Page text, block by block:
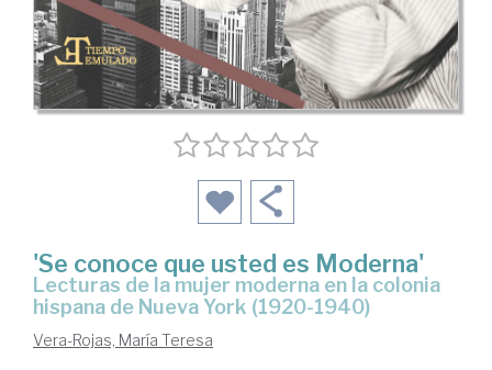
'Se conoce que usted es Moderna'
lecturas de la mujer moderna en la colonia
hispana de Nueva York (1920-1940)
Vera-Rojas, María Teresa